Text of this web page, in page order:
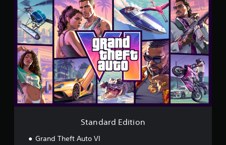
a
n
d
a
d
E
d
i
Standard Edition
Grand Theft Auto VI